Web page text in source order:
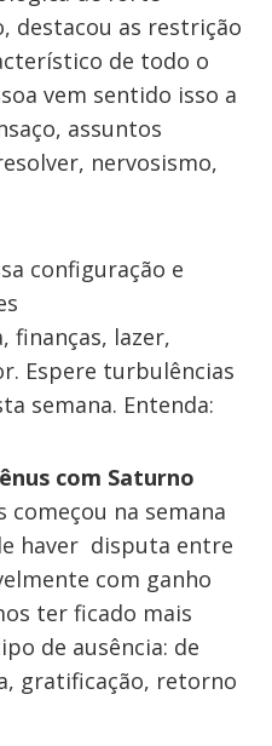
destacou as restrição
de todo o
vem sentido isso a
assuntos
nervosismo,
configuração e
finanças, lazer,
Espere turbulências
semana. Entenda:
com Saturno
começou na semana
haver disputa entre
com ganho
ter ficado mais
de ausência: de
gratificação, retorno